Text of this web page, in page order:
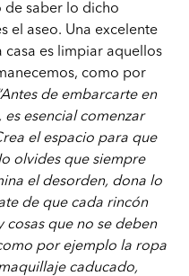
de saber lo dicho
el aseo. Una excelente
casa es limpiar aquellos
como por
de embarcarte en
esencial comenzar
el espacio para que
olvides que siempre
el desorden, dona lo
de que cada rincón
cosas que no se deben
por ejemplo la ropa
caducado,